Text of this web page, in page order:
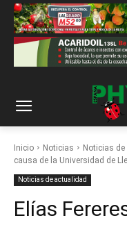
Inicio Noticias Noticias
causa de la Universidad de
Noticias de actualidad
Elías